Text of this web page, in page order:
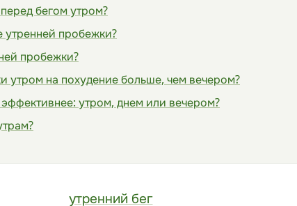
бегом утром?
утренней пробежки?
пробежки?
утром на похудение больше, чем вечером?
утром, днем или вечером?